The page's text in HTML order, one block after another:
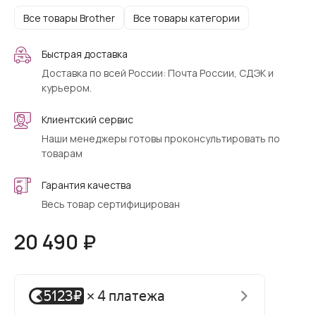
Все товары Brother Все товары категории
Быстрая доставка
Доставка по всей России: Почта России, СДЭК и
курьером.
Клиентский сервис
Наши менеджеры готовы проконсультировать по
товарам
Гарантия качества
Весь товар сертифицирован
20 490 ₽